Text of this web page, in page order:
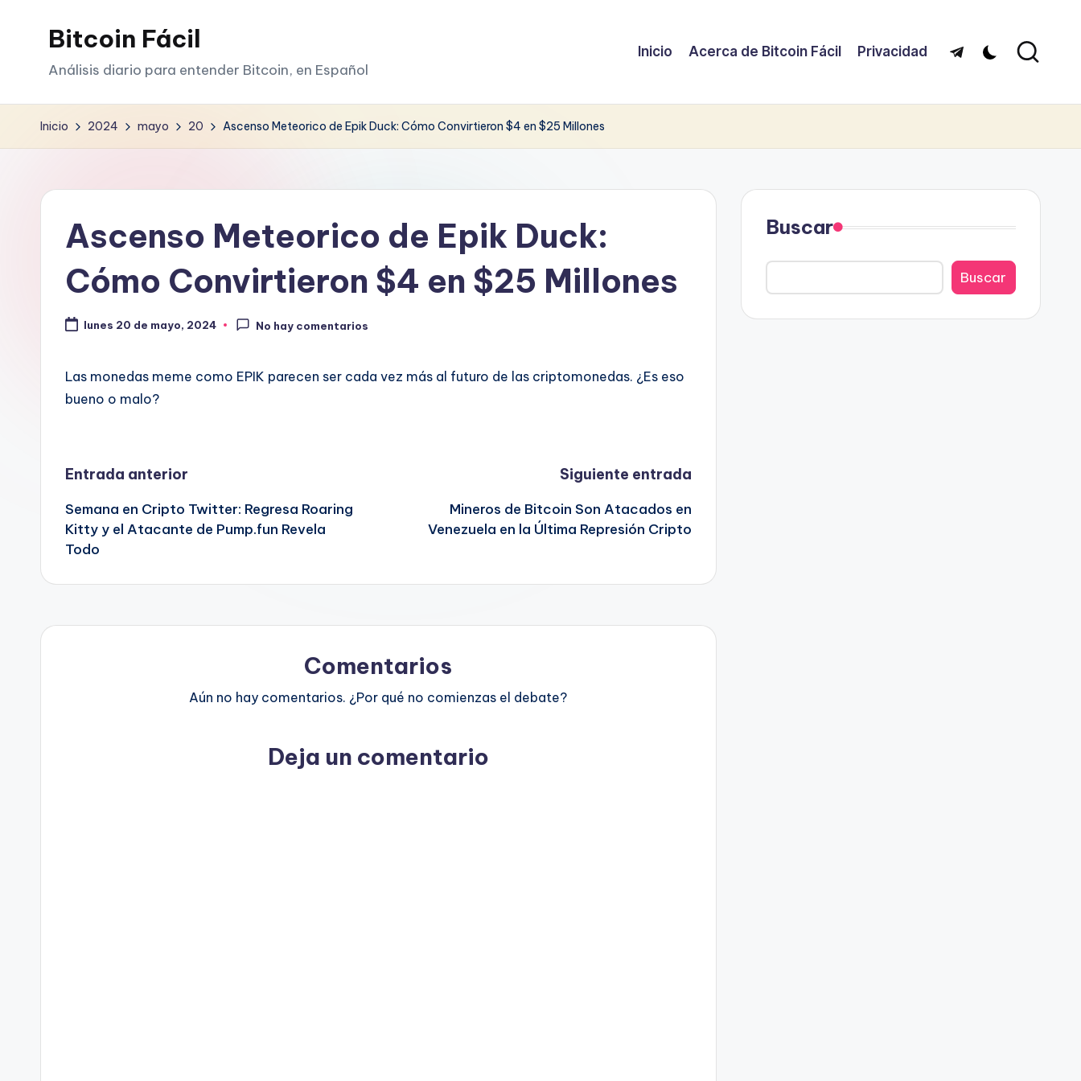
Bitcoin Fácil
Análisis diario para entender Bitcoin, en Español
Inicio Acerca de Bitcoin Fácil Privacidad Telegram
Inicio 2024 mayo 20 Ascenso Meteorico de Epik Duck: Cómo Convirtieron $4 en $25 Millones
Ascenso Meteorico de Epik Duck:
Cómo Convirtieron $4 en $25 Millones
lunes 20 de mayo, 2024 No hay comentarios
Las monedas meme como EPIK parecen ser cada vez más al futuro de las criptomonedas. ¿Es eso
bueno o malo?
Navegación
de
entradas
Entrada anterior
Semana en Cripto Twitter: Regresa Roaring
Kitty y el Atacante de Pump.fun Revela
Todo
Siguiente entrada
Mineros de Bitcoin Son Atacados en
Venezuela en la Última Represión Cripto
Comentarios
Aún no hay comentarios. ¿Por qué no comienzas el debate?
Deja un comentario
Buscar
Buscar